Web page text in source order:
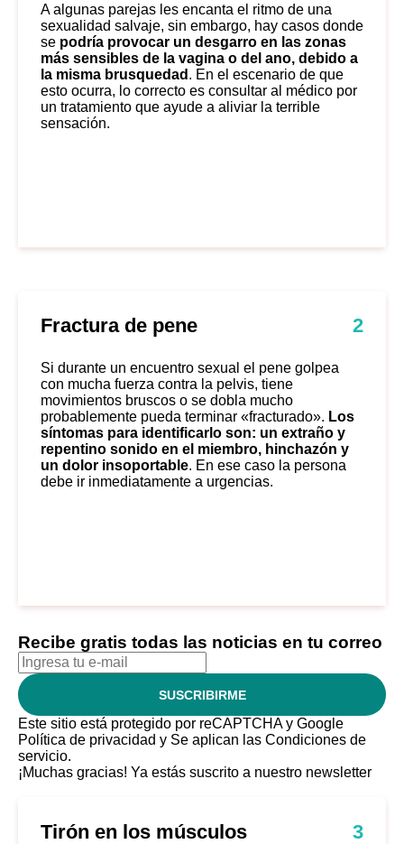
A algunas parejas les encanta el ritmo de una
sexualidad salvaje, sin embargo, hay casos donde
se podría provocar un desgarro en las zonas
más sensibles de la vagina o del ano, debido a
la misma brusquedad . En el escenario de que
esto ocurra, lo correcto es consultar al médico por
un tratamiento que ayude a aliviar la terrible
sensación.
Fractura de pene 2
Si durante un encuentro sexual el pene golpea
con mucha fuerza contra la pelvis, tiene
movimientos bruscos o se dobla mucho
probablemente pueda terminar «fracturado». Los
síntomas para identificarlo son: un extraño y
repentino sonido en el miembro, hinchazón y
un dolor insoportable. En ese caso la persona
debe ir inmediatamente a urgencias.
Recibe gratis todas las noticias en tu correo
SUSCRIBIRME
Este sitio está protegido por reCAPTCHA y Google
Política de privacidad y Se aplican las Condiciones de
servicio.
¡Muchas gracias! Ya estás suscrito a nuestro newsletter
Tirón en los músculos 3